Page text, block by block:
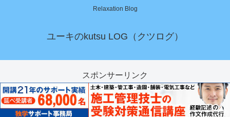
Relaxation Blog
ユーキのkutsu LOG（クツログ）
スポンサーリンク